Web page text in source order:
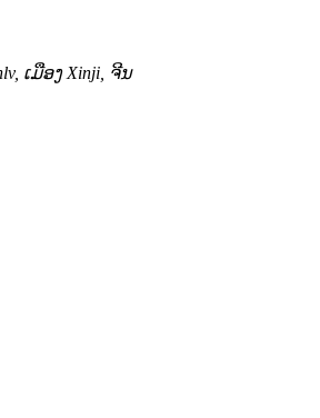
ເມືອງ Xinji, ຈີນ